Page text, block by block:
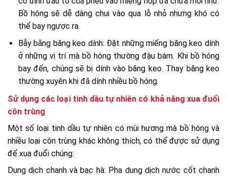
Bồ hóng sẽ dễ dàng chui vào qua lỗ nhỏ nhưng khó có
thể bay ngược ra.
Bẫy bằng băng keo dính: Đặt những miếng băng keo dính
ở những vị trí mà bồ hóng thường đậu bám. Khi bồ hóng
bay đến, chúng sẽ bị dính vào băng keo. Thay băng keo
thường xuyên khi đã dính nhiều bồ hóng.
Sử dụng các loại tinh dầu tự nhiên có khả năng xua đuổi
côn trùng
Một số loại tinh dầu tự nhiên có mùi hương mà bồ hóng và
nhiều loại côn trùng khác không thích, có thể được sử dụng
để xua đuổi chúng:
Dung dịch chanh và bạc hà: Pha dung dịch nước cốt chanh